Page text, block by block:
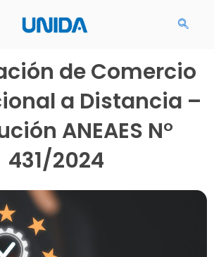
de Comercio
a Distancia –
ANEAES N°
431/2024